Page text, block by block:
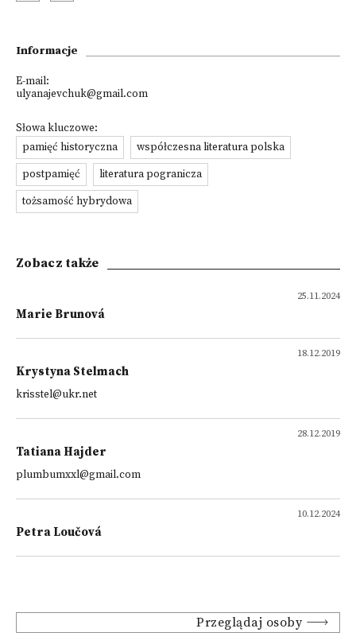
Informacje
E-mail:
ulyanajevchuk@gmail.com
Słowa kluczowe:
pamięć historyczna
współczesna literatura polska
postpamięć
literatura pogranicza
tożsamość hybrydowa
Zobacz także
25.11.2024
Marie Brunová
18.12.2019
Krystyna Stelmach
krisstel@ukr.net
28.12.2019
Tatiana Hajder
plumbumxxl@gmail.com
10.12.2024
Petra Loučová
Przeglądaj osoby